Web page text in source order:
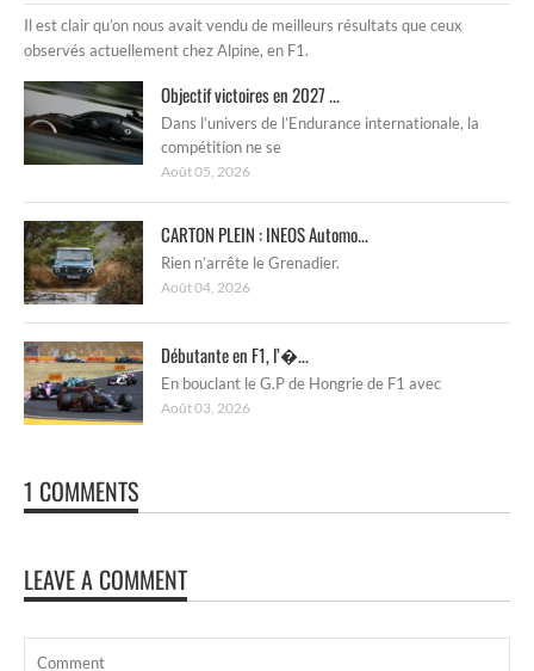
Il est clair qu’on nous avait vendu de meilleurs résultats que ceux
observés actuellement chez Alpine, en F1.
Objectif victoires en 2027 ...
Dans l’univers de l’Endurance internationale, la
compétition ne se
Août 05, 2026
CARTON PLEIN : INEOS Automo...
Rien n’arrête le Grenadier.
Août 04, 2026
Débutante en F1, l’�...
En bouclant le G.P de Hongrie de F1 avec
Août 03, 2026
1 COMMENTS
LEAVE A COMMENT